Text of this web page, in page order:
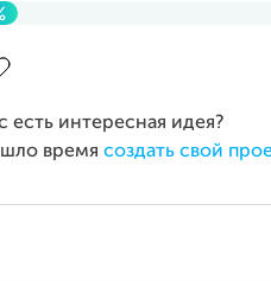
есть интересная идея?
время создать свой